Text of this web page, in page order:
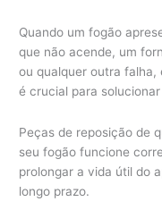
Quando um fogão
que não acende, um
ou qualquer outra
é crucial para
Peças de reposição de
seu fogão funcione
prolongar a vida útil do
longo prazo.